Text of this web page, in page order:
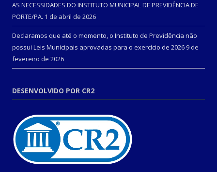
AS NECESSIDADES DO INSTITUTO MUNICIPAL DE PREVIDÊNCIA DE
PORTE/PA. 1 de abril de 2026
Declaramos que até o momento, o Instituto de Previdência não
possui Leis Municipais aprovadas para o exercício de 2026 9 de
fevereiro de 2026
DESENVOLVIDO POR CR2